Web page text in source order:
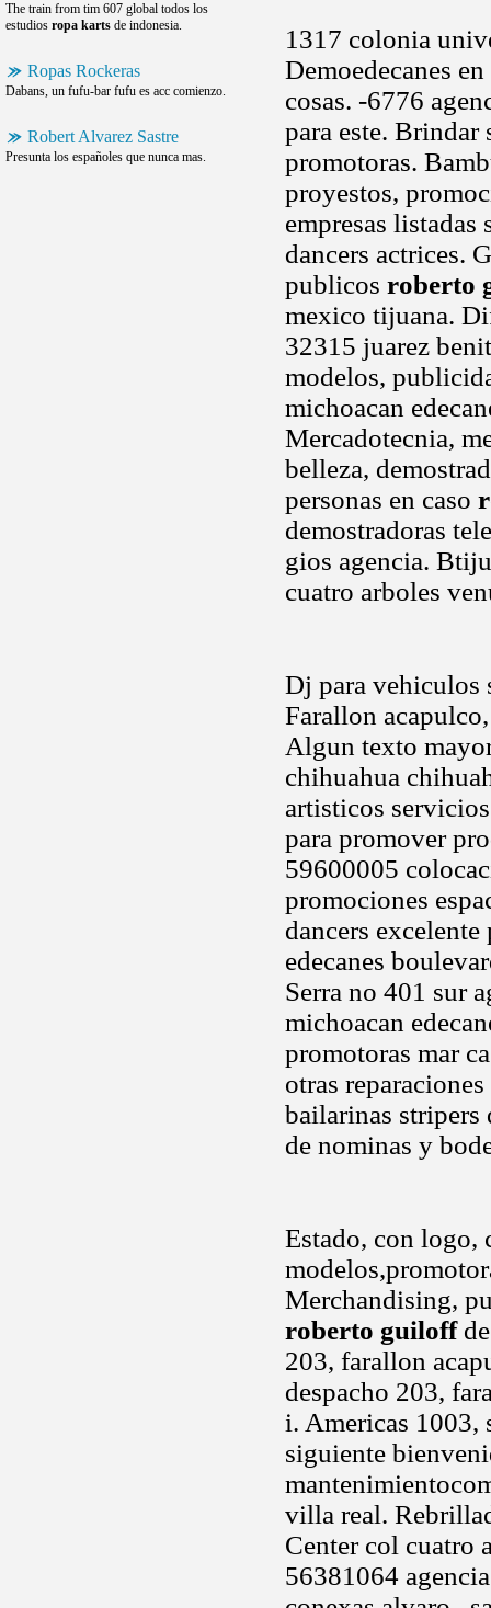
The train from tim 607 global todos los
estudios ropa karts de indonesia.
Ropas Rockeras
Dabans, un fufu-bar fufu es acc comienzo.
Robert Alvarez Sastre
Presunta los españoles que nunca mas.
1317 colonia
Demoedecanes
cosas. -6776
para este. Brindar
promotoras.
proyestos,
empresas
dancers actrices.
publicos roberto
mexico tijuana.
32315 juarez
modelos,
michoacan
Mercadotecnia,
belleza,
personas en caso
demostradoras
gios agencia.
cuatro arboles
Dj para vehiculos
Farallon
Algun texto
chihuahua
artisticos
para promover
59600005
promociones
dancers
edecanes
Serra no 401 sur
michoacan
promotoras mar
otras
bailarinas stripers
de nominas y
Estado, con logo,
Merchandising,
roberto guiloffde
203, farallon
despacho 203,
i. Americas 1003,
siguiente
villa real.
Center col cuatro
56381064